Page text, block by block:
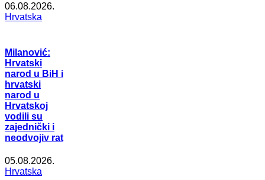
06.08.2026.
Hrvatska
Milanović:
Hrvatski
narod u BiH i
hrvatski
narod u
Hrvatskoj
vodili su
zajednički i
neodvojiv rat
05.08.2026.
Hrvatska